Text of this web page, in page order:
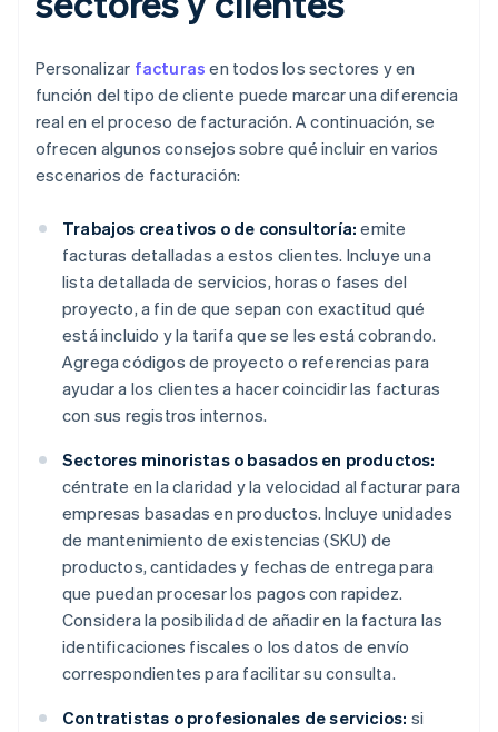
Personalizar facturas en todos los sectores y en
función del tipo de cliente puede marcar una diferencia
real en el proceso de facturación. A continuación, se
ofrecen algunos consejos sobre qué incluir en varios
escenarios de facturación:
Trabajos creativos o de consultoría: emite
facturas detalladas a estos clientes. Incluye una
lista detallada de servicios, horas o fases del
proyecto, a fin de que sepan con exactitud qué
está incluido y la tarifa que se les está cobrando.
Agrega códigos de proyecto o referencias para
ayudar a los clientes a hacer coincidir las facturas
con sus registros internos.
Sectores minoristas o basados en productos:
céntrate en la claridad y la velocidad al facturar para
empresas basadas en productos. Incluye unidades
de mantenimiento de existencias (SKU) de
productos, cantidades y fechas de entrega para
que puedan procesar los pagos con rapidez.
Considera la posibilidad de añadir en la factura las
identificaciones fiscales o los datos de envío
correspondientes para facilitar su consulta.
Contratistas o profesionales de servicios: si